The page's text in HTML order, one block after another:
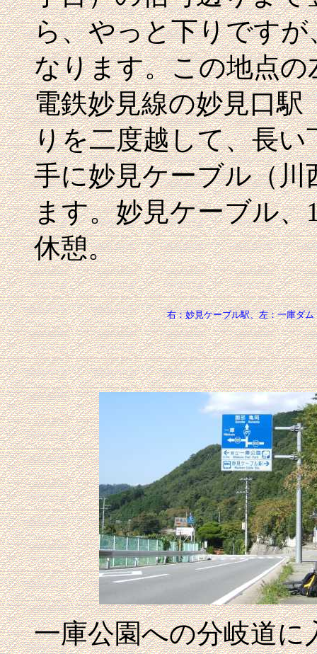
ら、やっと下りです
なります。この地点
電鉄妙見線の妙見口
りを二度越して、長
手に妙見ケーブル（
ます。妙見ケーブル、
休憩。
右：妙見ケーブル駅、左：一庫ダム
一庫公園への分岐道に